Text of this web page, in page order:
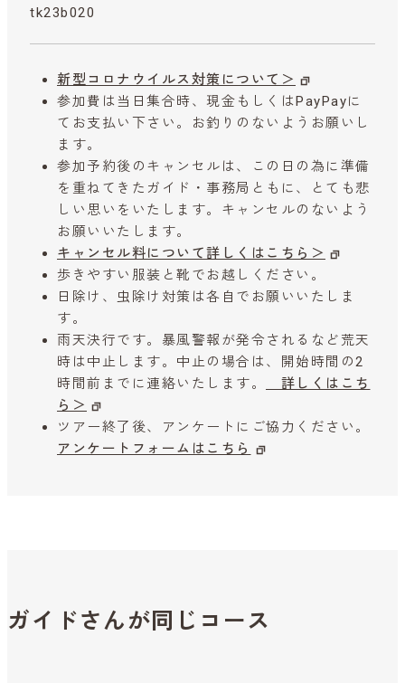
tk23b020
新型コロナウイルス対策について＞
参加費は当日集合時、現金もしくはPayPayに
てお支払い下さい。お釣りのないようお願いし
ます。
参加予約後のキャンセルは、この日の為に準備
を重ねてきたガイド・事務局ともに、とても悲
しい思いをいたします。キャンセルのないよう
お願いいたします。
キャンセル料について詳しくはこちら＞
歩きやすい服装と靴でお越しください。
日除け、虫除け対策は各自でお願いいたしま
す。
雨天決行です。暴風警報が発令されるなど荒天
時は中止します。中止の場合は、開始時間の2
時間前までに連絡いたします。
詳しくはこち
ら＞
ツアー終了後、アンケートにご協力ください。
アンケートフォームはこちら
ガイドさんが同じコース